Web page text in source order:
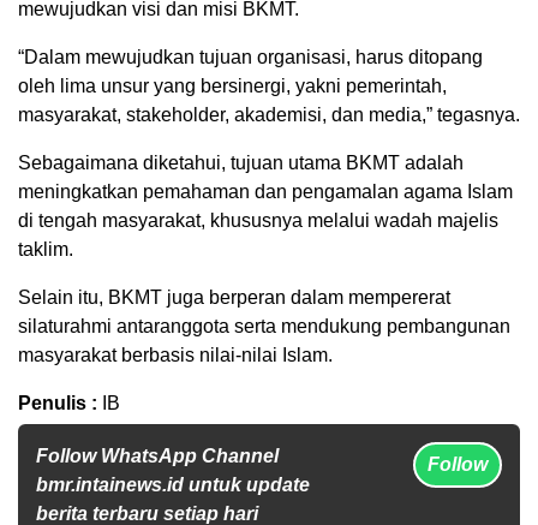
mewujudkan visi dan misi BKMT.
“Dalam mewujudkan tujuan organisasi, harus ditopang
oleh lima unsur yang bersinergi, yakni pemerintah,
masyarakat, stakeholder, akademisi, dan media,” tegasnya.
Sebagaimana diketahui, tujuan utama BKMT adalah
meningkatkan pemahaman dan pengamalan agama Islam
di tengah masyarakat, khususnya melalui wadah majelis
taklim.
Selain itu, BKMT juga berperan dalam mempererat
silaturahmi antaranggota serta mendukung pembangunan
masyarakat berbasis nilai-nilai Islam.
Penulis : IB
Follow WhatsApp Channel
bmr.intainews.id untuk update
berita terbaru setiap hari
Follow